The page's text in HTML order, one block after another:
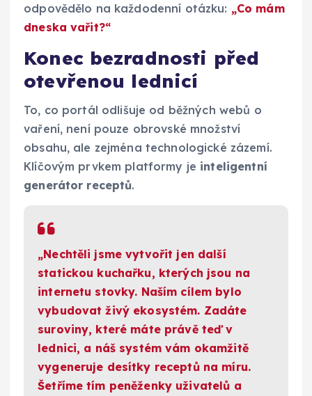
odpovědělo na každodenní otázku: „Co mám
dneska vařit?“
Konec bezradnosti před
otevřenou lednicí
To, co portál odlišuje od běžných webů o
vaření, není pouze obrovské množství
obsahu, ale zejména technologické zázemí.
Klíčovým prvkem platformy je inteligentní
generátor receptů.
„Nechtěli jsme vytvořit jen další
statickou kuchařku, kterých jsou na
internetu stovky. Naším cílem bylo
vybudovat živý ekosystém. Zadáte
suroviny, které máte právě teď v
lednici, a náš systém vám okamžitě
vygeneruje desítky receptů na míru.
Šetříme tím peněženky uživatelů a